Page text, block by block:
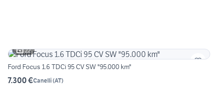
22
Ford Focus 1.6 TDCi 95 CV SW "95.000 km"
7.300 €Canelli(AT)